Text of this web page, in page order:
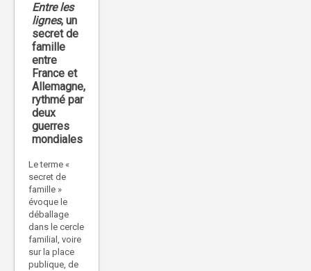
Entre les
lignes, un
secret de
famille
entre
France et
Allemagne,
rythmé par
deux
guerres
mondiales
Le terme «
secret de
famille »
évoque le
déballage
dans le cercle
familial, voire
sur la place
publique, de